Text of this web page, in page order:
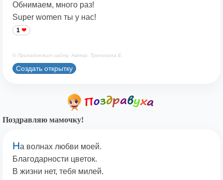
Обнимаем, много раз!
Super women ты у нас!
1
© Принадлежит сайту. Автор: Треногина Е.
Создать открытку
Поздравляю мамочку!
На волнах любви моей.
Благодарности цветок.
В жизни нет, тебя милей.